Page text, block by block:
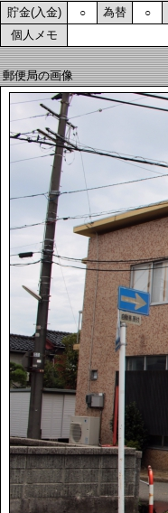
貯金(入金) ○ 為替 ○
個人メモ
郵便局の画像